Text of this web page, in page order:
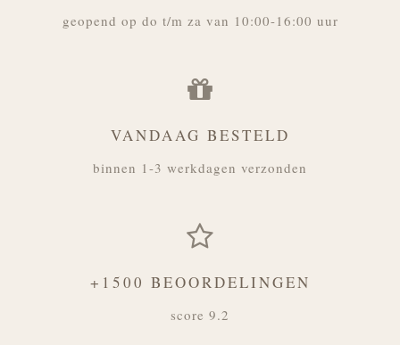
geopend op do t/m za van 10:00-16:00 uur
VANDAAG BESTELD
binnen 1-3 werkdagen verzonden
+1500 BEOORDELINGEN
score 9.2